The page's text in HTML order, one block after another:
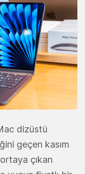
dizüstü
geçen kasım
çıkan